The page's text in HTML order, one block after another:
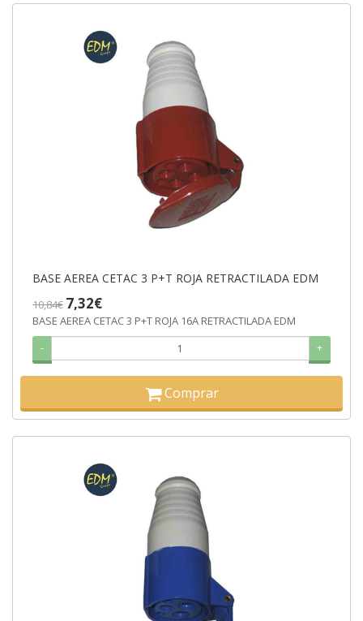
BASE AEREA CETAC 3 P+T ROJA RETRACTILADA EDM
10,84€ 7,32€
BASE AEREA CETAC 3 P+T ROJA 16A RETRACTILADA EDM
- +
Comprar